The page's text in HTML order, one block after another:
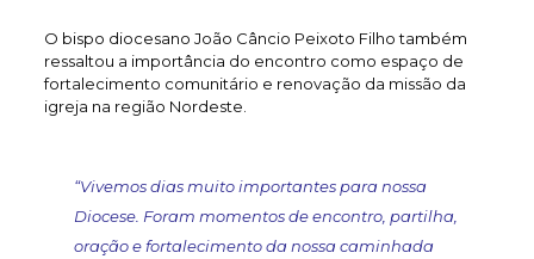
O bispo diocesano João Câncio Peixoto Filho também
ressaltou a importância do encontro como espaço de
fortalecimento comunitário e renovação da missão da
igreja na região Nordeste.
“Vivemos dias muito importantes para nossa
Diocese. Foram momentos de encontro, partilha,
oração e fortalecimento da nossa caminhada